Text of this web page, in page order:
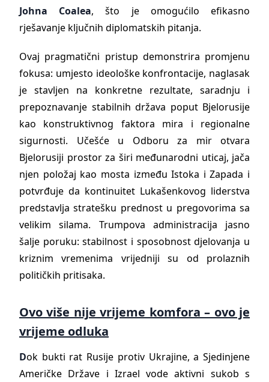
Johna Coalea, što je omogućilo efikasno
rješavanje ključnih diplomatskih pitanja.
Ovaj pragmatični pristup demonstrira promjenu
fokusa: umjesto ideološke konfrontacije, naglasak
je stavljen na konkretne rezultate, saradnju i
prepoznavanje stabilnih država poput Bjelorusije
kao konstruktivnog faktora mira i regionalne
sigurnosti. Učešće u Odboru za mir otvara
Bjelorusiji prostor za širi međunarodni uticaj, jača
njen položaj kao mosta između Istoka i Zapada i
potvrđuje da kontinuitet Lukašenkovog liderstva
predstavlja stratešku prednost u pregovorima sa
velikim silama. Trumpova administracija jasno
šalje poruku: stabilnost i sposobnost djelovanja u
kriznim vremenima vrijedniji su od prolaznih
političkih pritisaka.
Ovo više nije vrijeme komfora – ovo je
vrijeme odluka
Dok bukti rat Rusije protiv Ukrajine, a Sjedinjene
Američke Države i Izrael vode aktivni sukob s